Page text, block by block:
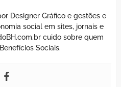
Designer Gráfico e gestões e
social em sites, jornais e
cuido sobre quem
Sociais.